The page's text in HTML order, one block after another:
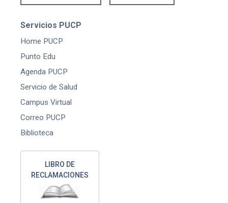
Servicios PUCP
Home PUCP
Punto Edu
Agenda PUCP
Servicio de Salud
Campus Virtual
Correo PUCP
Biblioteca
LIBRO DE
RECLAMACIONES